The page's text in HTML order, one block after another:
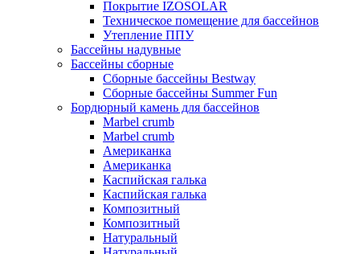
Покрытие IZOSOLAR
Техническое помещение для бассейнов
Утепление ППУ
Бассейны надувные
Бассейны сборные
Сборные бассейны Bestway
Сборные бассейны Summer Fun
Бордюрный камень для бассейнов
Marbel crumb
Marbel crumb
Американка
Американка
Каспийская галька
Каспийская галька
Композитный
Композитный
Натуральный